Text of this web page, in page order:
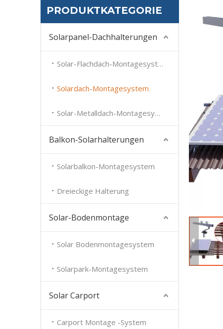
PRODUKTKATEGORIE
Solarpanel-Dachhalterungen
Solar-Flachdach-Montagesystem
Solardach-Montagesystem
Solar-Metalldach-Montagesystem
Balkon-Solarhalterungen
Solarbalkon-Montagesystem
Dreieckige Halterung
Solar-Bodenmontage
Solar Bodenmontagesystem
Solarpark-Montagesystem
Solar Carport
Carport Montage -System